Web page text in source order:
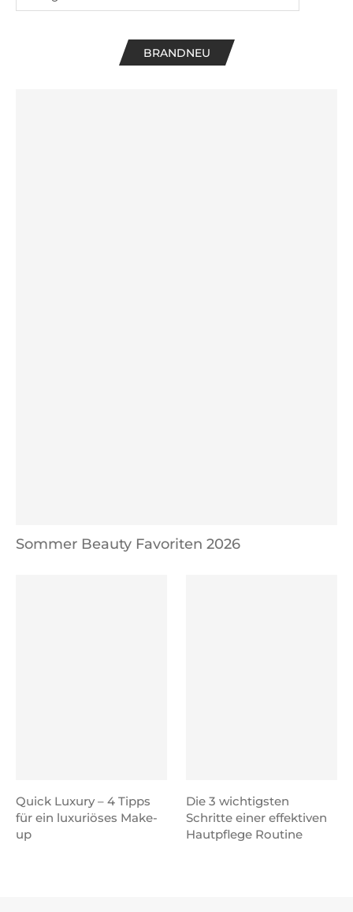
BRANDNEU
Sommer Beauty Favoriten 2026
Quick Luxury – 4 Tipps
für ein luxuriöses Make-
up
Die 3 wichtigsten
Schritte einer effektiven
Hautpflege Routine